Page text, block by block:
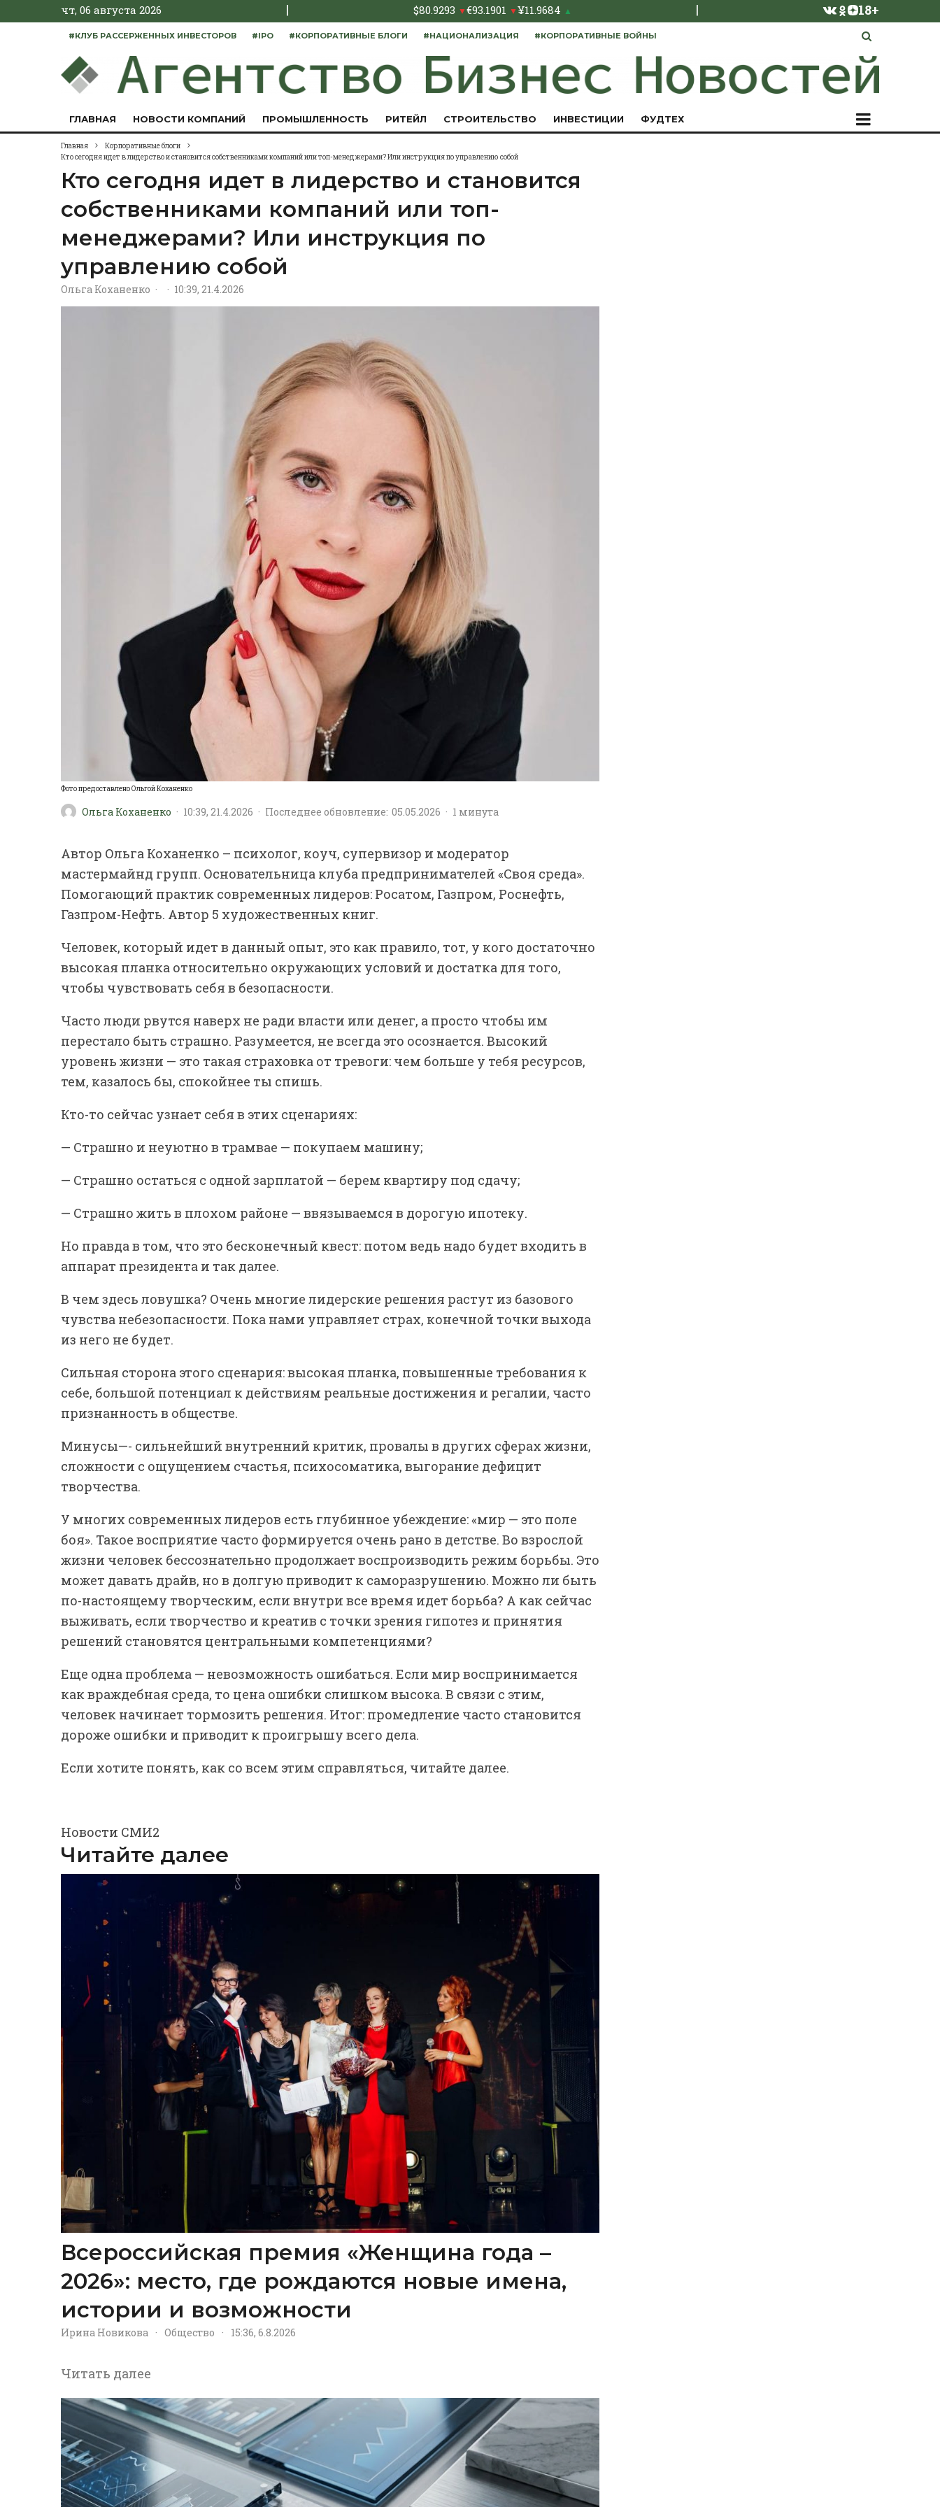
чт, 06 августа 2026 | $80.9293 ▼€93.1901 ▼¥11.9684 ▲ | 18+
#КЛУБ РАССЕРЖЕННЫХ ИНВЕСТОРОВ #IPO #КОРПОРАТИВНЫЕ БЛОГИ #НАЦИОНАЛИЗАЦИЯ #КОРПОРАТИВНЫЕ ВОЙНЫ
ГЛАВНАЯ НОВОСТИ КОМПАНИЙ ПРОМЫШЛЕННОСТЬ РИТЕЙЛ СТРОИТЕЛЬСТВО ИНВЕСТИЦИИ ФУДТЕХ
Главная
Корпоративные блоги
Кто сегодня идет в лидерство и становится собственниками компаний или топ-менеджерами? Или инструкция по управлению собой
Кто сегодня идет в лидерство и становится
собственниками компаний или топ-
менеджерами? Или инструкция по
управлению собой
Ольга Коханенко · · 10:39, 21.4.2026
Фото предоставлено Ольгой Коханенко
Ольга Коханенко · 10:39, 21.4.2026 · Последнее обновление: 05.05.2026 · 1 минута
Автор Ольга Коханенко – психолог, коуч, супервизор и модератор
мастермайнд групп. Основательница клуба предпринимателей «Своя среда».
Помогающий практик современных лидеров: Росатом, Газпром, Роснефть,
Газпром-Нефть. Автор 5 художественных книг.
Человек, который идет в данный опыт, это как правило, тот, у кого достаточно
высокая планка относительно окружающих условий и достатка для того,
чтобы чувствовать себя в безопасности.
Часто люди рвутся наверх не ради власти или денег, а просто чтобы им
перестало быть страшно. Разумеется, не всегда это осознается. Высокий
уровень жизни — это такая страховка от тревоги: чем больше у тебя ресурсов,
тем, казалось бы, спокойнее ты спишь.
Кто-то сейчас узнает себя в этих сценариях:
— Страшно и неуютно в трамвае — покупаем машину;
— Страшно остаться с одной зарплатой — берем квартиру под сдачу;
— Страшно жить в плохом районе — ввязываемся в дорогую ипотеку.
Но правда в том, что это бесконечный квест: потом ведь надо будет входить в
аппарат президента и так далее.
В чем здесь ловушка? Очень многие лидерские решения растут из базового
чувства небезопасности. Пока нами управляет страх, конечной точки выхода
из него не будет.
Сильная сторона этого сценария: высокая планка, повышенные требования к
себе, большой потенциал к действиям реальные достижения и регалии, часто
признанность в обществе.
Минусы—- сильнейший внутренний критик, провалы в других сферах жизни,
сложности с ощущением счастья, психосоматика, выгорание дефицит
творчества.
У многих современных лидеров есть глубинное убеждение: «мир — это поле
боя». Такое восприятие часто формируется очень рано в детстве. Во взрослой
жизни человек бессознательно продолжает воспроизводить режим борьбы. Это
может давать драйв, но в долгую приводит к саморазрушению. Можно ли быть
по-настоящему творческим, если внутри все время идет борьба? А как сейчас
выживать, если творчество и креатив с точки зрения гипотез и принятия
решений становятся центральными компетенциями?
Еще одна проблема — невозможность ошибаться. Если мир воспринимается
как враждебная среда, то цена ошибки слишком высока. В связи с этим,
человек начинает тормозить решения. Итог: промедление часто становится
дороже ошибки и приводит к проигрышу всего дела.
Если хотите понять, как со всем этим справляться, читайте далее.
Новости СМИ2
Читайте далее
Всероссийская премия «Женщина года –
2026»: место, где рождаются новые имена,
истории и возможности
Ирина Новикова · Общество · 15:36, 6.8.2026
Читать далее